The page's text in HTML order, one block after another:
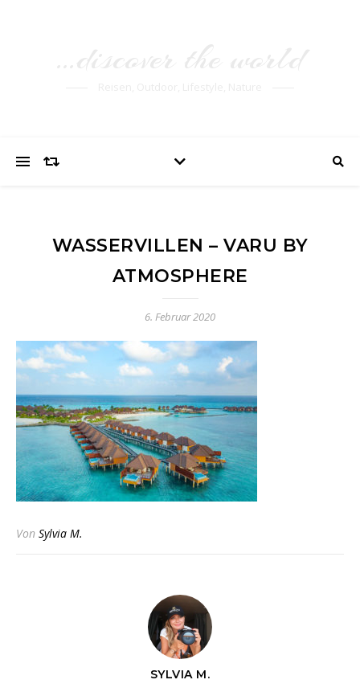
WASSERVILLEN – VARU BY
ATMOSPHERE
6. Februar 2020
Von Sylvia M.
SYLVIA M.